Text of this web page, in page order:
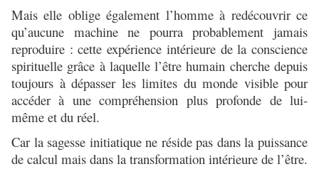
Mais elle oblige également l’homme à redécouvrir ce
qu’aucune machine ne pourra probablement jamais
reproduire : cette expérience intérieure de la conscience
spirituelle grâce à laquelle l’être humain cherche depuis
toujours à dépasser les limites du monde visible pour
accéder à une compréhension plus profonde de lui-
même et du réel.
Car la sagesse initiatique ne réside pas dans la puissance
de calcul mais dans la transformation intérieure de l’être.